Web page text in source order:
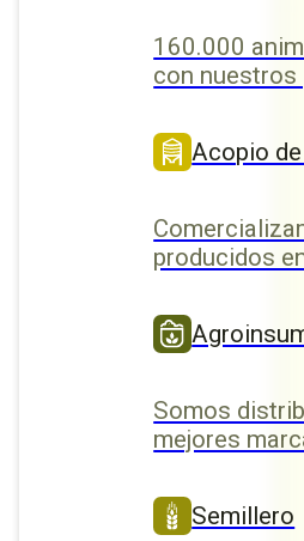
160.000
con
Acopio
producidos
Somos
mejores
Semillero